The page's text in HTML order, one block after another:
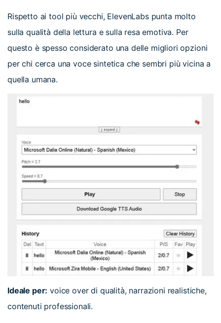
Rispetto ai tool più vecchi, ElevenLabs punta molto
sulla qualità della lettura e sulla resa emotiva. Per
questo è spesso considerato una delle migliori opzioni
per chi cerca una voce sintetica che sembri più vicina a
quella umana.
Ideale per: voice over di qualità, narrazioni realistiche,
contenuti professionali.